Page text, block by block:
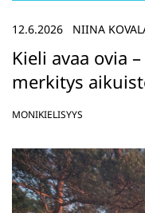
Kieli avaa ovia
merkitys
12.6.2026 NIINA
MONIKIELISYYS